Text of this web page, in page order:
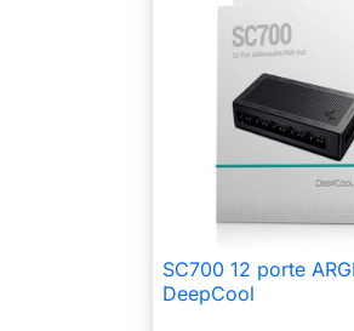

SC700 12 porte
DeepCool